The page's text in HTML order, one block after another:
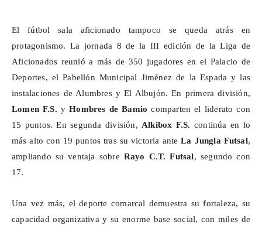
El fútbol sala aficionado tampoco se queda atrás en
protagonismo. La jornada 8 de la III edición de la Liga de
Aficionados reunió a más de 350 jugadores en el Palacio de
Deportes, el Pabellón Municipal Jiménez de la Espada y las
instalaciones de Alumbres y El Albujón. En primera división,
Lomen F.S. yHombres de Bamio comparten el liderato con
15 puntos. En segunda división, Alkibox F.S. continúa en lo
más alto con 19 puntos tras su victoria anteLa Jungla Futsal,
ampliando su ventaja sobre Rayo C.T. Futsal, segundo con
17.
Una vez más, el deporte comarcal demuestra su fortaleza, su
capacidad organizativa y su enorme base social, con miles de